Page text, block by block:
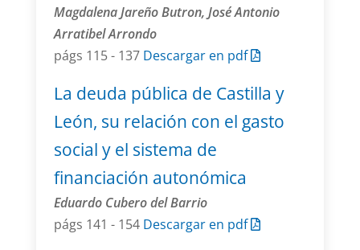
Magdalena Jareño Butron, José Antonio
Arratibel Arrondo
págs 115 - 137 Descargar en pdf
La deuda pública de Castilla y
León, su relación con el gasto
social y el sistema de
financiación autonómica
Eduardo Cubero del Barrio
págs 141 - 154 Descargar en pdf